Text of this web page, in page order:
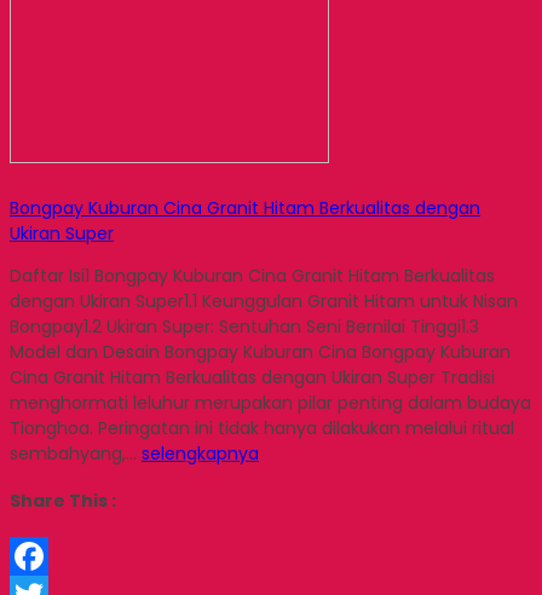
Bongpay Kuburan Cina Granit Hitam Berkualitas dengan
Ukiran Super
Daftar Isi1 Bongpay Kuburan Cina Granit Hitam Berkualitas
dengan Ukiran Super1.1 Keunggulan Granit Hitam untuk Nisan
Bongpay1.2 Ukiran Super: Sentuhan Seni Bernilai Tinggi1.3
Model dan Desain Bongpay Kuburan Cina Bongpay Kuburan
Cina Granit Hitam Berkualitas dengan Ukiran Super Tradisi
menghormati leluhur merupakan pilar penting dalam budaya
Tionghoa. Peringatan ini tidak hanya dilakukan melalui ritual
sembahyang,… selengkapnya
Share This :